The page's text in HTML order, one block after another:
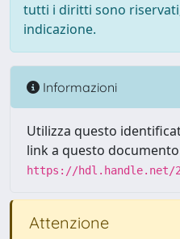
tutti i diritti sono
indicazione.
Informazioni
Utilizza questo
link a questo
https://hdl.handle.net/
Attenzione